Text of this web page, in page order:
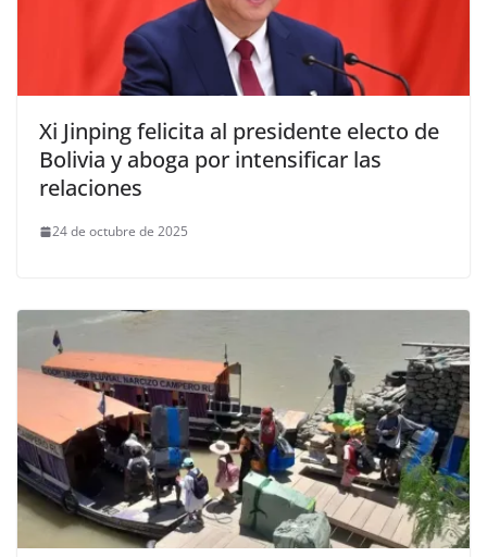
Xi Jinping felicita al presidente electo de
Bolivia y aboga por intensificar las
relaciones
24 de octubre de 2025